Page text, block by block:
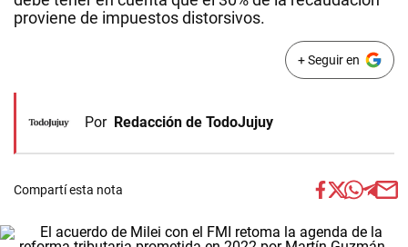
proviene de impuestos distorsivos.
+ Seguir en
Por Redacción de TodoJujuy
Compartí esta nota